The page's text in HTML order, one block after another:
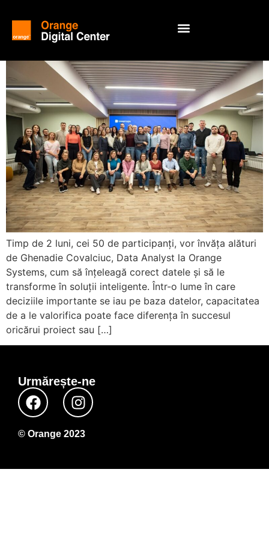
Timp de 2 luni, cei 50 de participanți, vor învăța alături
de Ghenadie Covalciuc, Data Analyst la Orange
Systems, cum să înțeleagă corect datele și să le
transforme în soluții inteligente. Într-o lume în care
deciziile importante se iau pe baza datelor, capacitatea
de a le valorifica poate face diferența în succesul
oricărui proiect sau […]
Urmărește-ne
© Orange 2023